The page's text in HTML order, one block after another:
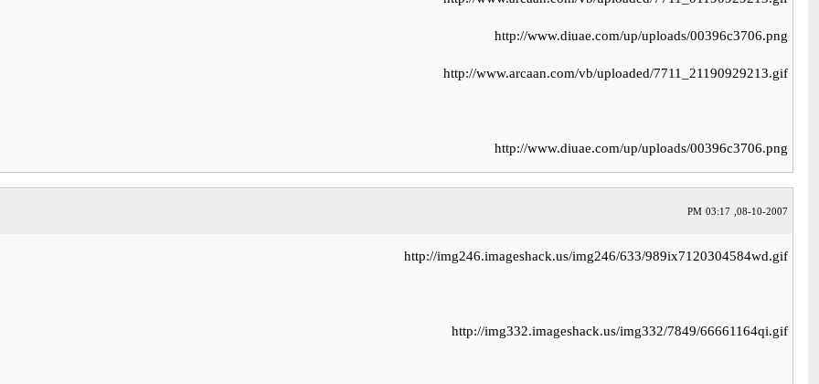
http://www.diuae.com/up/uploads/00396c3706.png
http://www.arcaan.com/vb/uploaded/7711_21190929213.gif
http://www.diuae.com/up/uploads/00396c3706.png
08-10-2007, 03:17 PM
http://img246.imageshack.us/img246/633/989ix7120304584wd.gif
http://img332.imageshack.us/img332/7849/66661164qi.gif